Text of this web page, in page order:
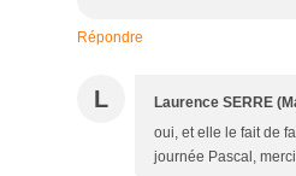
Répondre
L Laurence SERRE
oui, et elle le fait de
journée Pascal, merci